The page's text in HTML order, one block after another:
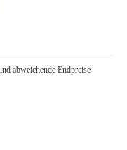
abweichende Endpreise